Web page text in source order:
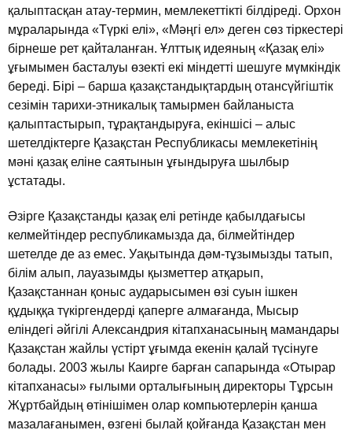
қалыптасқан атау-термин, мемлекеттiктi бiлдiредi. Орхон
мұраларында «Түркi елi», «Мәңгi ел» деген сөз тiркестерi
бiрнеше рет қайталанған. Ұлттық идеяның «Қазақ елi»
ұғымымен басталуы өзектi екi мiндеттi шешуге мүмкiндiк
бередi. Бiрi – барша қазақстандықтардың отансүйгiштiк
сезiмiн тарихи-этникалық тамырмен байланыста
қалыптастырып, тұрақтандыруға, екiншiсi – алыс
шетелдiктерге Қазақстан Республикасы мемлекетiнiң
мәнi қазақ елiне саятынын ұғындыруға шылбыр
ұстатады.
Әзiрге Қазақстанды қазақ елi ретiнде қабылдағысы
келмейтiндер республикамызда да, бiлмейтiндер
шетелде де аз емес. Уақытында дәм-тұзымызды татып,
бiлiм алып, лауазымды қызметтер атқарып,
Қазақстаннан қоныс аударысымен өзi суын iшкен
құдыққа түкiргендердi қаперге алмағанда, Мысыр
елiндегi әйгiлi Александрия кiтапханасының мамандары
Қазақстан жайлы үстiрт ұғымда екенiн қалай түсiнуге
болады. 2003 жылы Каирге барған сапарында «Отырар
кiтапханасы» ғылыми орталығының директоры Тұрсын
Жұртбайдың өтiнiшiмен олар компьютерлерiн қанша
мазалағанымен, өзгенi былай қойғанда Қазақстан мен